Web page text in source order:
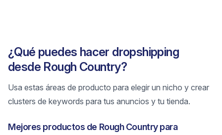
¿Qué puedes hacer dropshipping
desde Rough Country?
Usa estas áreas de producto para elegir un nicho y crear
clusters de keywords para tus anuncios y tu tienda.
Mejores productos de Rough Country para